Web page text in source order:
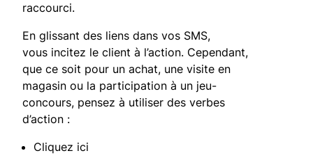
raccourci.
En glissant des liens dans vos SMS,
vous incitez le client à l’action. Cependant,
que ce soit pour un achat, une visite en
magasin ou la participation à un jeu-
concours, pensez à utiliser des verbes
d’action :
Cliquez ici